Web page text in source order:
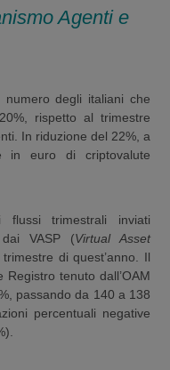
Agenti e
degli italiani che
rispetto al trimestre
In riduzione del 22%, a
in euro di criptovalute
flussi trimestrali inviati
dai VASP (Virtual Asset
di quest’anno. Il
tenuto dall’OAM
passando da 140 a 138
percentuali negative